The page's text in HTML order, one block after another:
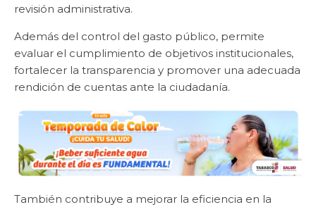
revisión administrativa.
Además del control del gasto público, permite
evaluar el cumplimiento de objetivos institucionales,
fortalecer la transparencia y promover una adecuada
rendición de cuentas ante la ciudadanía.
También contribuye a mejorar la eficiencia en la